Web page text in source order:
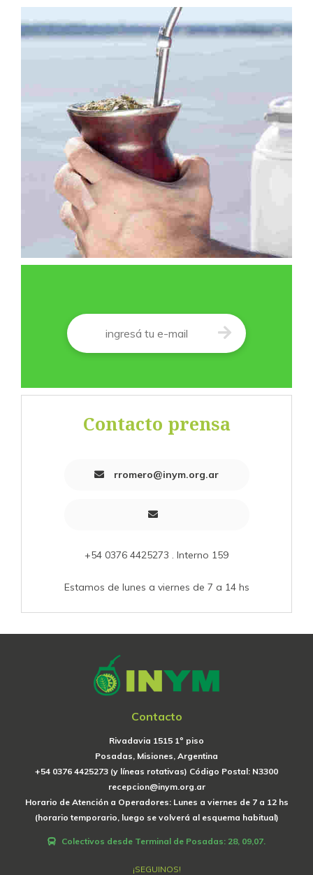
Correo
Contacto prensa
rromero@inym.org.ar
+54 0376 4425273 . Interno 159
Estamos de lunes a viernes de 7 a 14 hs
Contacto
Rivadavia 1515 1º piso
Posadas, Misiones, Argentina
+54 0376 4425273 (y líneas rotativas) Código Postal: N3300
recepcion@inym.org.ar
Horario de Atención a Operadores: Lunes a viernes de 7 a 12 hs
(horario temporario, luego se volverá al esquema habitual)
Colectivos desde Terminal de Posadas: 28, 09,07.
¡SEGUINOS!